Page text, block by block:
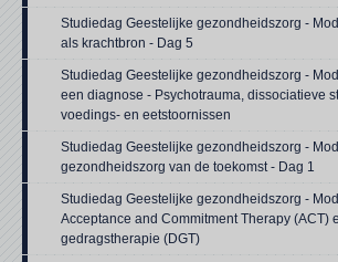
Studiedag Geestelijke gezondheidszorg -
als krachtbron - Dag 5
Studiedag Geestelijke gezondheidszorg -
een diagnose - Psychotrauma, dissociatieve
voedings- en eetstoornissen
Studiedag Geestelijke gezondheidszorg -
gezondheidszorg van de toekomst - Dag 1
Studiedag Geestelijke gezondheidszorg -
Acceptance and Commitment Therapy (ACT)
gedragstherapie (DGT)